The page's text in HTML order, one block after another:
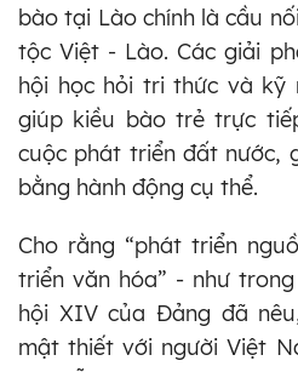
bào tại Lào chính là cầu
tộc Việt - Lào. Các giải
hội học hỏi tri thức và kỹ
giúp kiều bào trẻ trực
cuộc phát triển đất nước,
bằng hành động cụ thể.
Cho rằng “phát triển
triển văn hóa” - như
hội XIV của Đảng đã
mật thiết với người Việt